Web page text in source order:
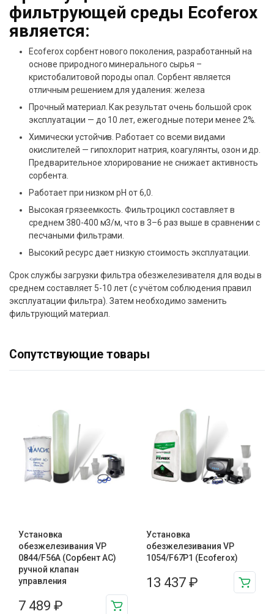
фильтрующей среды Ecoferox
является:
Ecoferox сорбент нового поколения, разработанный на
основе природного минерального сырья –
кристобалитовой породы опал. Сорбент является
отличным решением для удаления: железа
Прочный материал. Как результат очень большой срок
эксплуатации — до 10 лет, ежегодные потери менее 2%.
Химически устойчив. Работает со всеми видами
окислителей — гипохлорит натрия, коагулянты, озон и др.
Предварительное хлорирование не снижает активность
сорбента.
Работает при низком рН от 6,0.
Высокая грязеемкость. Фильтроцикл составляет в
среднем 380-400 м3/м, что в 3–6 раз выше в сравнении с
песчаными фильтрами.
Высокий ресурс дает низкую стоимость эксплуатации.
Срок службы загрузки фильтра обезжелезивателя для воды в
среднем составляет 5-10 лет (с учётом соблюдения правил
эксплуатации фильтра). Затем необходимо заменить
фильтрующий материал.
Сопутствующие товары
Установка
обезжелезивания VP
0844/F56A (Сорбент АС)
ручной клапан
управления
7 489 ₽
Установка
обезжелезивания VP
1054/F67P1 (Ecoferox)
13 437 ₽